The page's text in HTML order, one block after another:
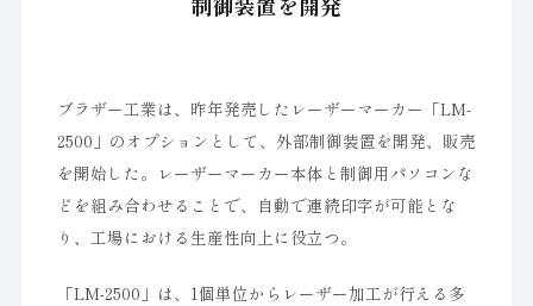
ブラザー工業は、昨年発売したレーザーマーカー「LM-
2500」のオプションとして、外部制御装置を開発、販売
を開始した。レーザーマーカー本体と制御用パソコンな
どを組み合わせることで、自動で連続印字が可能とな
り、工場における生産性向上に役立つ。
「LM-2500」は、1個単位からレーザー加工が行える多